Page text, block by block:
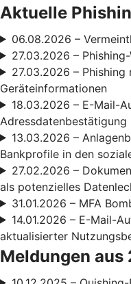
Aktuelle
06.08.2026 –
27.03.2026 –
27.03.2026 –
Geräteinformationen
18.03.2026 – E-Mail-
Adressdatenbestätigung
13.03.2026 –
Bankprofile in den
27.02.2026 –
als potenzielles
31.01.2026 – MFA
14.01.2026 – E-Mail-
aktualisierter
Meldungen aus